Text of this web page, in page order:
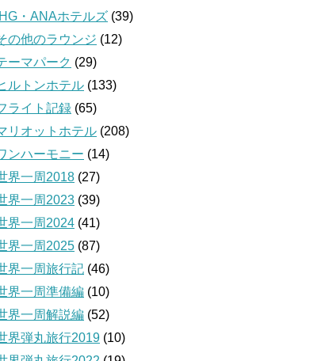
IHG・ANAホテルズ (39)
の他のラウンジ (12)
ーマパーク (29)
ルトンホテル (133)
ライト記録 (65)
リオットホテル (208)
ンハーモニー (14)
界一周2018 (27)
界一周2023 (39)
界一周2024 (41)
界一周2025 (87)
界一周旅行記 (46)
界一周準備編 (10)
界一周解説編 (52)
界弾丸旅行2019 (10)